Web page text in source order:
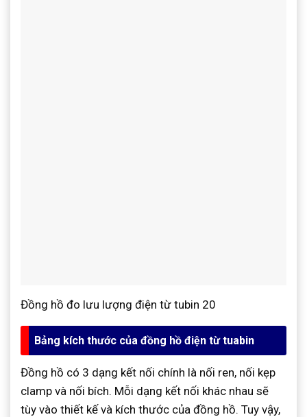
Đồng hồ đo lưu lượng điện từ tubin 20
Bảng kích thước của đồng hồ điện từ tuabin
Đồng hồ có 3 dạng kết nối chính là nối ren, nối kẹp
clamp và nối bích. Mỗi dạng kết nối khác nhau sẽ
tùy vào thiết kế và kích thước của đồng hồ. Tuy vậy,